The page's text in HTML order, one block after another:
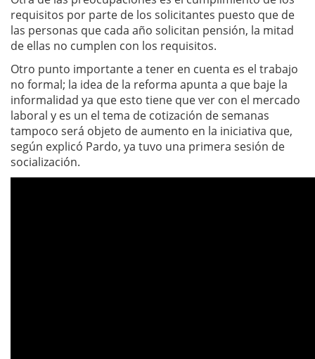
requisitos por parte de los solicitantes puesto que de
las personas que cada año solicitan pensión, la mitad
de ellas no cumplen con los requisitos.
Otro punto importante a tener en cuenta es el trabajo
no formal; la idea de la reforma apunta a que baje la
informalidad ya que esto tiene que ver con el mercado
laboral y es un el tema de cotización de semanas
tampoco será objeto de aumento en la iniciativa que,
según explicó Pardo, ya tuvo una primera sesión de
socialización.